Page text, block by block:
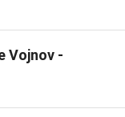
Vojnov -